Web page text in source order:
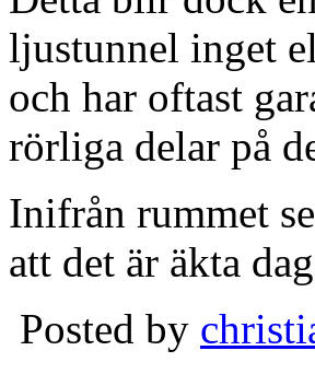
ljustunnel inget
och har oftast
rörliga delar på
Inifrån rummet
att det är äkta
Posted by